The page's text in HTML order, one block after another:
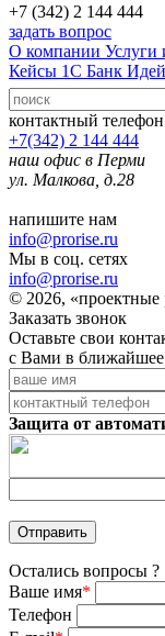
+7 (342) 2 144 444
задать вопрос
О компании Услуги
Кейсы 1С Банк Идей
контактный телефон
+7(342) 2 144 444
наш офис в Перми
ул. Малкова, д.28
напишите нам
info@prorise.ru
Мы в соц. сетях
info@prorise.ru
© 2026, «проектные
Заказать звонок
Оставьте свои
с Вами в
Защита от
Остались вопросы ?
Ваше имя*
Телефон